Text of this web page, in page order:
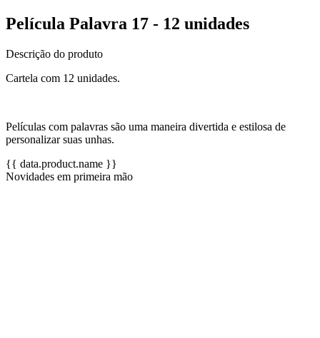
Película Palavra 17 - 12 unidades
Descrição do produto
Cartela com 12 unidades.
Películas com palavras são uma maneira divertida e estilosa de
personalizar suas unhas.
{{ data.product.name }}
Novidades em primeira mão